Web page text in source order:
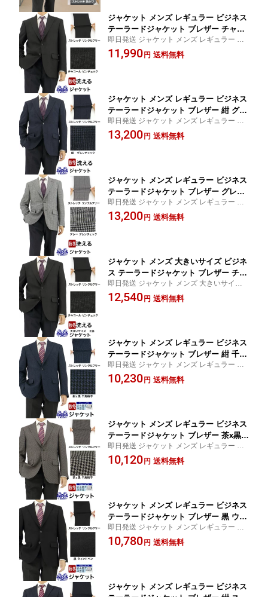
ジャケット メンズ レギュラー ビジネス
テーラードジャケット ブレザー チャコ
ール 無地 ストレッチ 防シワ 即日出荷
秋冬 春 ウォームビズ A体 AB体 BB体 2
即日発送 ジャケット メンズ レギュラー ビ
ジネス テーラードジャケット ブレザー お
盆 秋冬先取り jacket 紺ブレ ストレッチ ゆ
11,990 円 送料無料
ジャケット メンズ レギュラー ビジネス
テーラードジャケット ブレザー 紺 グレ
ンチェック ストレッチ 防シワ 即日出荷
秋冬 春 ウォームビズ A体 AB体 BB体 2
即日発送 ジャケット メンズ レギュラー ビ
ジネス テーラードジャケット ブレザー お
盆 秋冬先取り jacket 紺ブレ ストレッチ ゆ
13,200 円 送料無料
ジャケット メンズ レギュラー ビジネス
テーラードジャケット ブレザー グレー
グレンチェック ストレッチ 防シワ 即日
出荷 秋冬 春 ウォームビズ A体 AB体 B
即日発送 ジャケット メンズ レギュラー ビ
ジネス テーラードジャケット ブレザー お
盆 秋冬先取り jacket 紺ブレ ストレッチ ゆ
13,200 円 送料無料
ジャケット メンズ 大きいサイズ ビジネ
ス テーラードジャケット ブレザー チャ
コール 無地 ストレッチ 防シワ 即日出
荷 秋冬 春 ウォームビズ E体 2G7C03-1
即日発送 ジャケット メンズ 大きいサイズ
ビジネス テーラードジャケット ブレザー
お盆 秋冬先取り jacket 紺ブレ ストレッチ
12,540 円 送料無料
ジャケット メンズ レギュラー ビジネス
テーラードジャケット ブレザー 紺 千鳥
格子 ストレッチ 防シワ 即日出荷 秋冬
春 ウォームビズ A体 AB体 BB体 2H7C6
即日発送 ジャケット メンズ レギュラー ビ
ジネス テーラードジャケット ブレザー お
盆 秋冬先取り jacket 紺ブレ ストレッチ ゆ
10,230 円 送料無料
ジャケット メンズ レギュラー ビジネス
テーラードジャケット ブレザー 茶x黒
千鳥格子 ストレッチ 防シワ 即日出荷
秋冬 春 ウォームビズ A体 AB体 BB体 2
即日発送 ジャケット メンズ レギュラー ビ
ジネス テーラードジャケット ブレザー お
盆 秋冬先取り jacket 紺ブレ ストレッチ ゆ
10,120 円 送料無料
ジャケット メンズ レギュラー ビジネス
テーラードジャケット ブレザー 黒 ウィ
ンドペン 格子 ストレッチ 防シワ 即日
出荷 秋冬 春 ウォームビズ A体 AB体 B
即日発送 ジャケット メンズ レギュラー ビ
ジネス テーラードジャケット ブレザー お
盆 秋冬先取り jacket 紺ブレ ストレッチ【SI
10,780 円 送料無料
ジャケット メンズ レギュラー ビジネス